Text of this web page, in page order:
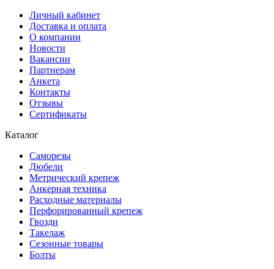
Личный кабинет
Доставка и оплата
О компании
Новости
Вакансии
Партнерам
Анкета
Контакты
Отзывы
Сертификаты
Каталог
Саморезы
Дюбели
Метрический крепеж
Анкерная техника
Расходные материалы
Перфорированный крепеж
Гвозди
Такелаж
Сезонные товары
Болты